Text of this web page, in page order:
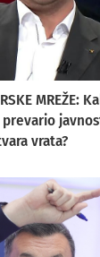
MREŽE:
vrata?